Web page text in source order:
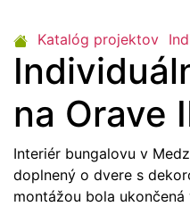
Katalóg projektov
na Orave
Interiér bungalovu v
doplnený o dvere s
montážou bola